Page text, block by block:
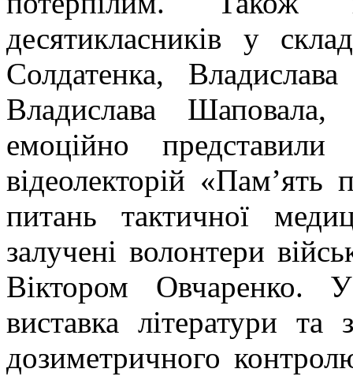
десятикласників у
Солдатенка,
Владислава
емоційно
відеолекторій
питань тактичної
залучені волонтери
Віктором Овчаренко.
виставка літератури та
дозиметричного